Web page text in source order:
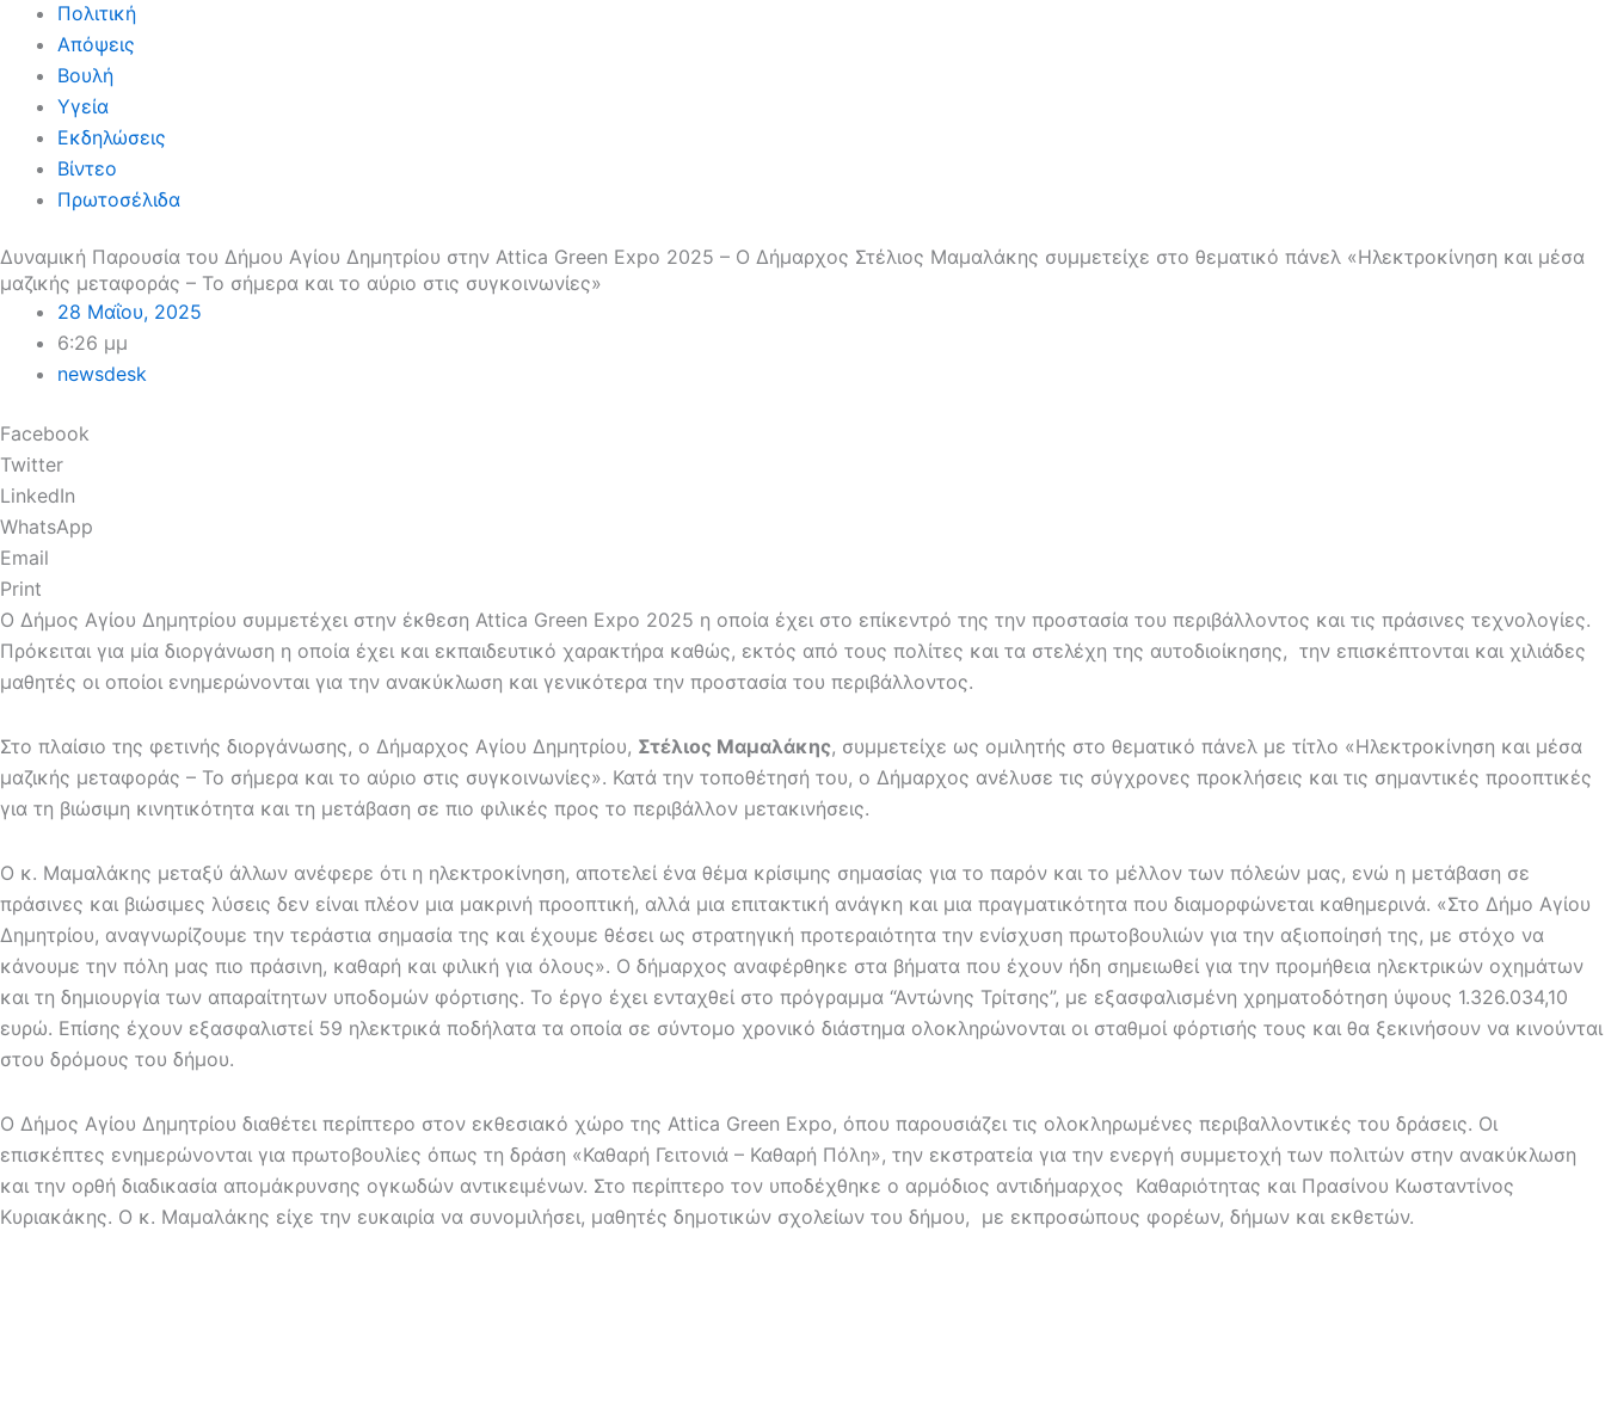
Πολιτική
Απόψεις
Βουλή
Υγεία
Εκδηλώσεις
Βίντεο
Πρωτοσέλιδα
Δυναμική Παρουσία του Δήμου Αγίου Δημητρίου στην Attica Green Expo 2025 – Ο Δήμαρχος Στέλιος Μαμαλάκης συμμετείχε στο θεματικό πάνελ «Ηλεκτροκίνηση και μέσα
μαζικής μεταφοράς – Το σήμερα και το αύριο στις συγκοινωνίες»
28 Μαΐου, 2025
6:26 μμ
newsdesk
Facebook
Twitter
LinkedIn
WhatsApp
Email
Print
Ο Δήμος Αγίου Δημητρίου συμμετέχει στην έκθεση Attica Green Expo 2025 η οποία έχει στο επίκεντρό της την προστασία του περιβάλλοντος και τις πράσινες τεχνολογίες.
Πρόκειται για μία διοργάνωση η οποία έχει και εκπαιδευτικό χαρακτήρα καθώς, εκτός από τους πολίτες και τα στελέχη της αυτοδιοίκησης, την επισκέπτονται και χιλιάδες
μαθητές οι οποίοι ενημερώνονται για την ανακύκλωση και γενικότερα την προστασία του περιβάλλοντος.
Στο πλαίσιο της φετινής διοργάνωσης, ο Δήμαρχος Αγίου Δημητρίου, Στέλιος Μαμαλάκης, συμμετείχε ως ομιλητής στο θεματικό πάνελ με τίτλο «Ηλεκτροκίνηση και μέσα
μαζικής μεταφοράς – Το σήμερα και το αύριο στις συγκοινωνίες». Κατά την τοποθέτησή του, ο Δήμαρχος ανέλυσε τις σύγχρονες προκλήσεις και τις σημαντικές προοπτικές
για τη βιώσιμη κινητικότητα και τη μετάβαση σε πιο φιλικές προς το περιβάλλον μετακινήσεις.
Ο κ. Μαμαλάκης μεταξύ άλλων ανέφερε ότι η ηλεκτροκίνηση, αποτελεί ένα θέμα κρίσιμης σημασίας για το παρόν και το μέλλον των πόλεών μας, ενώ η μετάβαση σε
πράσινες και βιώσιμες λύσεις δεν είναι πλέον μια μακρινή προοπτική, αλλά μια επιτακτική ανάγκη και μια πραγματικότητα που διαμορφώνεται καθημερινά. «Στο Δήμο Αγίου
Δημητρίου, αναγνωρίζουμε την τεράστια σημασία της και έχουμε θέσει ως στρατηγική προτεραιότητα την ενίσχυση πρωτοβουλιών για την αξιοποίησή της, με στόχο να
κάνουμε την πόλη μας πιο πράσινη, καθαρή και φιλική για όλους». Ο δήμαρχος αναφέρθηκε στα βήματα που έχουν ήδη σημειωθεί για την προμήθεια ηλεκτρικών οχημάτων
και τη δημιουργία των απαραίτητων υποδομών φόρτισης. Το έργο έχει ενταχθεί στο πρόγραμμα “Αντώνης Τρίτσης”, με εξασφαλισμένη χρηματοδότηση ύψους 1.326.034,10
ευρώ. Επίσης έχουν εξασφαλιστεί 59 ηλεκτρικά ποδήλατα τα οποία σε σύντομο χρονικό διάστημα ολοκληρώνονται οι σταθμοί φόρτισής τους και θα ξεκινήσουν να κινούνται
στου δρόμους του δήμου.
Ο Δήμος Αγίου Δημητρίου διαθέτει περίπτερο στον εκθεσιακό χώρο της Attica Green Expo, όπου παρουσιάζει τις ολοκληρωμένες περιβαλλοντικές του δράσεις. Οι
επισκέπτες ενημερώνονται για πρωτοβουλίες όπως τη δράση «Καθαρή Γειτονιά – Καθαρή Πόλη», την εκστρατεία για την ενεργή συμμετοχή των πολιτών στην ανακύκλωση
και την ορθή διαδικασία απομάκρυνσης ογκωδών αντικειμένων. Στο περίπτερο τον υποδέχθηκε ο αρμόδιος αντιδήμαρχος Καθαριότητας και Πρασίνου Κωσταντίνος
Κυριακάκης. Ο κ. Μαμαλάκης είχε την ευκαιρία να συνομιλήσει, μαθητές δημοτικών σχολείων του δήμου, με εκπροσώπους φορέων, δήμων και εκθετών.